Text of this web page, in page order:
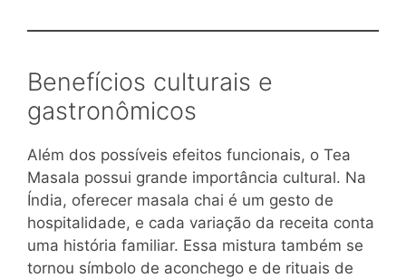
Benefícios culturais e
gastronômicos
Além dos possíveis efeitos funcionais, o Tea
Masala possui grande importância cultural. Na
Índia, oferecer masala chai é um gesto de
hospitalidade, e cada variação da receita conta
uma história familiar. Essa mistura também se
tornou símbolo de aconchego e de rituais de